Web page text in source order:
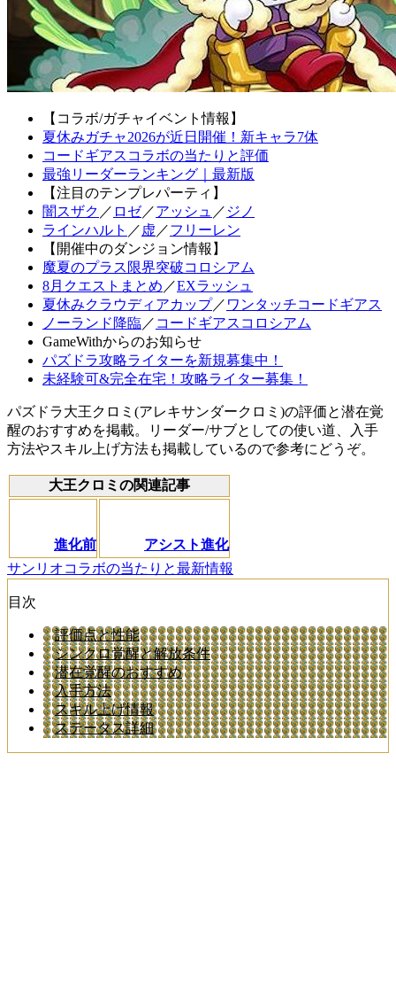
【コラボ/ガチャイベント情報】
夏休みガチャ2026が近日開催！新キャラ7体
コードギアスコラボの当たりと評価
最強リーダーランキング｜最新版
【注目のテンプレパーティ】
闇スザク ／ ロゼ／アッシュ ／ ジノ
ラインハルト ／ 虚 ／フリーレン
【開催中のダンジョン情報】
魔夏のプラス限界突破コロシアム
8月クエストまとめ ／EXラッシュ
夏休みクラウディアカップ／ ワンタッチコードギアス
ノーランド降臨／ コードギアスコロシアム
GameWithからのお知らせ
パズドラ攻略ライターを新規募集中！
未経験可&完全在宅！攻略ライター募集！
パズドラ大王クロミ(アレキサンダークロミ)の評価と潜在覚
醒のおすすめを掲載。リーダー/サブとしての使い道、入手
方法やスキル上げ方法も掲載しているので参考にどうぞ。
大王クロミの関連記事
進化前
アシスト進化
サンリオコラボの当たりと最新情報
目次
評価点と性能
シンクロ覚醒と解放条件
潜在覚醒のおすすめ
入手方法
スキル上げ情報
ステータス詳細